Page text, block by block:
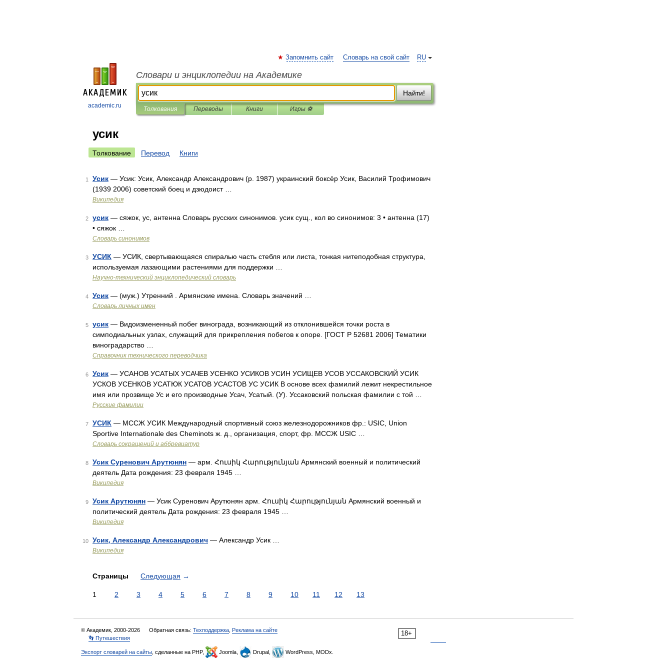
academic.ru
RU
Запомнить сайт Словарь на свой сайт
Словари и энциклопедии на Академике
Найти!
Толкования Переводы Книги Игры ⚽
усик
Толкование Перевод Книги
1 Усик — Усик: Усик, Александр Александрович (р. 1987) украинский боксёр Усик, Василий Трофимович
(1939 2006) советский боец и дзюдоист …
Википедия
2 усик — сяжок, ус, антенна Словарь русских синонимов. усик сущ., кол во синонимов: 3 • антенна (17)
• сяжок …
Словарь синонимов
3 УСИК — УСИК, свертывающаяся спиралью часть стебля или листа, тонкая нитеподобная структура,
используемая лазающими растениями для поддержки …
Научно-технический энциклопедический словарь
4 Усик — (муж.) Утренний . Армянские имена. Словарь значений …
Словарь личных имен
5 усик — Видоизмененный побег винограда, возникающий из отклонившейся точки роста в
симподиальных узлах, служащий для прикрепления побегов к опоре. [ГОСТ Р 52681 2006] Тематики
виноградарство …
Справочник технического переводчика
6 Усик — УСАНОВ УСАТЫХ УСАЧЕВ УСЕНКО УСИКОВ УСИН УСИЩЕВ УСОВ УССАКОВСКИЙ УСИК
УСКОВ УСЕНКОВ УСАТЮК УСАТОВ УСАСТОВ УС УСИК В основе всех фамилий лежит некрестильное
имя или прозвище Ус и его производные Усач, Усатый. (У). Уссаковский польская фамилии с той …
Русские фамилии
7 УСИК — МССЖ УСИК Международный спортивный союз железнодорожников фр.: USIC, Union
Sportive Internationale des Cheminots ж. д., организация, спорт, фр. МССЖ USIC …
Словарь сокращений и аббревиатур
8 Усик Суренович Арутюнян — арм. Հուսիկ Հարությունյան Армянский военный и политический
деятель Дата рождения: 23 февраля 1945 …
Википедия
9 Усик Арутюнян — Усик Суренович Арутюнян арм. Հուսիկ Հարությունյան Армянский военный и
политический деятель Дата рождения: 23 февраля 1945 …
Википедия
10 Усик, Александр Александрович — Александр Усик …
Википедия
Страницы Следующая →
1 2 3 4 5 6 7 8 9 10 11 12 13
18+
© Академик, 2000-2026 Обратная связь: Техподдержка Реклама на сайте
👣 Путешествия
Экспорт словарей на сайты , сделанные на PHP, Joomla, Drupal, WordPress, MODx.